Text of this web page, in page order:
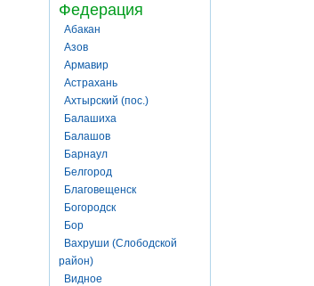
Федерация
Абакан
Азов
Армавир
Астрахань
Ахтырский (пос.)
Балашиха
Балашов
Барнаул
Белгород
Благовещенск
Богородск
Бор
Вахруши (Слободской
район)
Видное